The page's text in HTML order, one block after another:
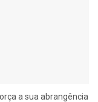
a sua abrangência